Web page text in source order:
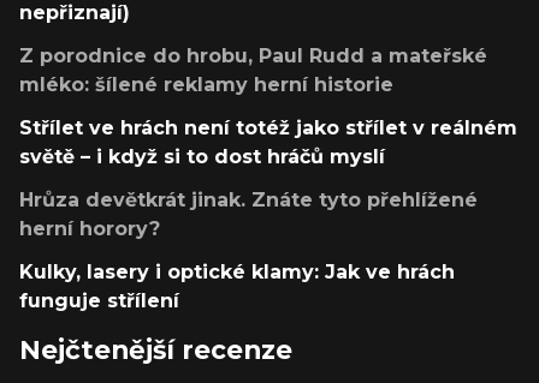
nepřiznají)
Z porodnice do hrobu, Paul Rudd a mateřské
mléko: šílené reklamy herní historie
Střílet ve hrách není totéž jako střílet v reálném
světě – i když si to dost hráčů myslí
Hrůza devětkrát jinak. Znáte tyto přehlížené
herní horory?
Kulky, lasery i optické klamy: Jak ve hrách
funguje střílení
Nejčtenější recenze